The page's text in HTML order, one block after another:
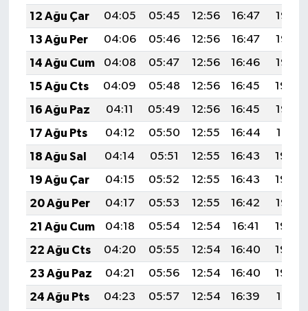
12 Ağu Çar
04:05 05:45 12:56 16:47
19:58
13 Ağu Per
04:06 05:46 12:56 16:47
19:57
14 Ağu Cum
04:08 05:47 12:56 16:46
19:55
15 Ağu Cts
04:09 05:48 12:56 16:45
19:54
16 Ağu Paz
04:11 05:49 12:56 16:45
19:52
17 Ağu Pts
04:12 05:50 12:55 16:44
19:51
18 Ağu Sal
04:14 05:51 12:55 16:43
19:50
19 Ağu Çar
04:15 05:52 12:55 16:43
19:48
20 Ağu Per
04:17 05:53 12:55 16:42
19:47
21 Ağu Cum
04:18 05:54 12:54 16:41
19:45
22 Ağu Cts
04:20 05:55 12:54 16:40
19:44
23 Ağu Paz
04:21 05:56 12:54 16:40
19:42
24 Ağu Pts
04:23 05:57 12:54 16:39
19:41